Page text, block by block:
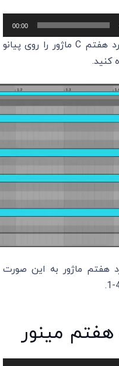
00:00
در آخر آکورد هفتم C‌ ماژور را روی پیانو
کنید.
هفتم ماژور به این صورت
هفتم مینور